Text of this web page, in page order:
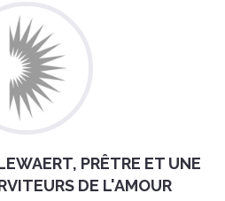
PRÊTRE ET UNE
DE L'AMOUR